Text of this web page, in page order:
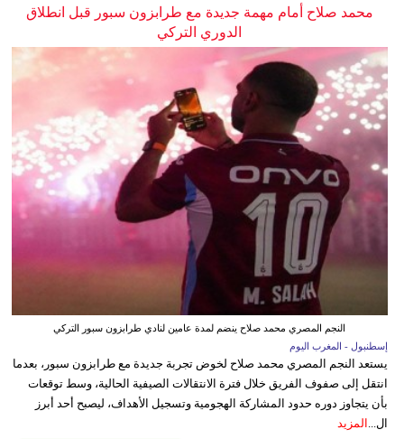
محمد صلاح أمام مهمة جديدة مع طرابزون سبور قبل انطلاق
الدوري التركي
النجم المصري محمد صلاح ينضم لمدة عامين لنادي طرابزون سبور التركي
إسطنبول - المغرب اليوم
يستعد النجم المصري محمد صلاح لخوض تجربة جديدة مع طرابزون سبور، بعدما
انتقل إلى صفوف الفريق خلال فترة الانتقالات الصيفية الحالية، وسط توقعات
بأن يتجاوز دوره حدود المشاركة الهجومية وتسجيل الأهداف، ليصبح أحد أبرز
ال... المزيد